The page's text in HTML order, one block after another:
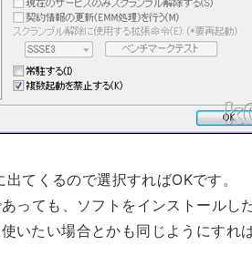
てくるので選択すればOKです。
っても、ソフトをインストールし
いたい場合とかも同じようにすれ